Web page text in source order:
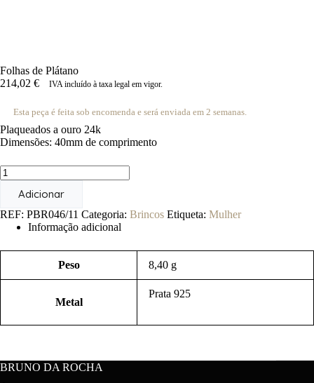
Folhas de Plátano
214,02 € IVA incluído à taxa legal em vigor.
Esta peça é feita sob encomenda e será enviada em 2 semanas.
Plaqueados a ouro 24k
Dimensões: 40mm de comprimento
Quantidade
de
Folhas
Plátano
Adicionar
REF: PBR046/11 Categoria: Brincos Etiqueta: Mulher
Informação adicional
Peso 8,40 g
Metal
Prata 925
BRUNO DA ROCHA